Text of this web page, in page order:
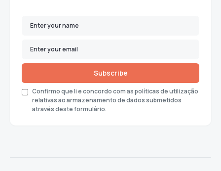
Subscribe
Confirmo que li e concordo com as políticas de utilização
relativas ao armazenamento de dados submetidos
através deste formulário.